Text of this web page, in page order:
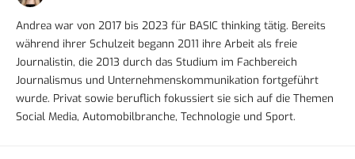
Andrea war von 2017 bis 2023 für BASIC thinking tätig. Bereits
während ihrer Schulzeit begann 2011 ihre Arbeit als freie
Journalistin, die 2013 durch das Studium im Fachbereich
Journalismus und Unternehmenskommunikation fortgeführt
wurde. Privat sowie beruflich fokussiert sie sich auf die Themen
Social Media, Automobilbranche, Technologie und Sport.